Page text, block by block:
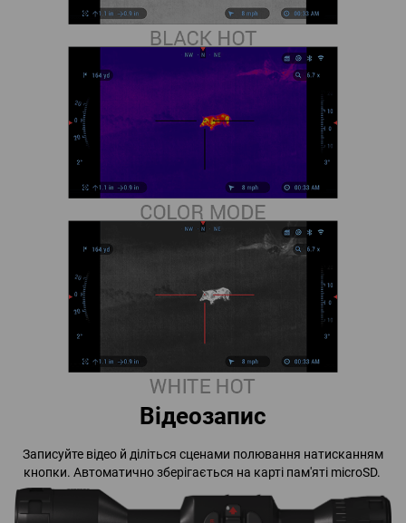
Відеозапис
Записуйте відео й діліться сценами полювання натисканням
кнопки. Автоматично зберігається на карті пам'яті microSD.